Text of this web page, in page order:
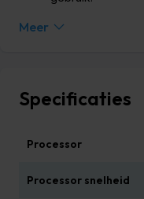
Meer
Specificaties
Processor
Processor snelheid